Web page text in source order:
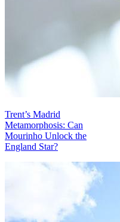
Trent’s Madrid
Metamorphosis: Can
Mourinho Unlock the
England Star?